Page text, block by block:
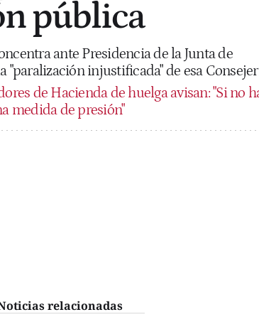
pública
ante Presidencia de la Junta de
"paralización injustificada" de esa
de Hacienda de huelga avisan: "Si no
medida de presión"
relacionadas